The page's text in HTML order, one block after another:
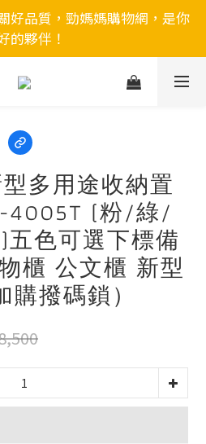
好品質，勁媽媽購物網，是你
的夥伴！
多用途收納置
4005T (粉/綠/
色可選下標備
櫃 公文櫃 新型
撥碼鎖）